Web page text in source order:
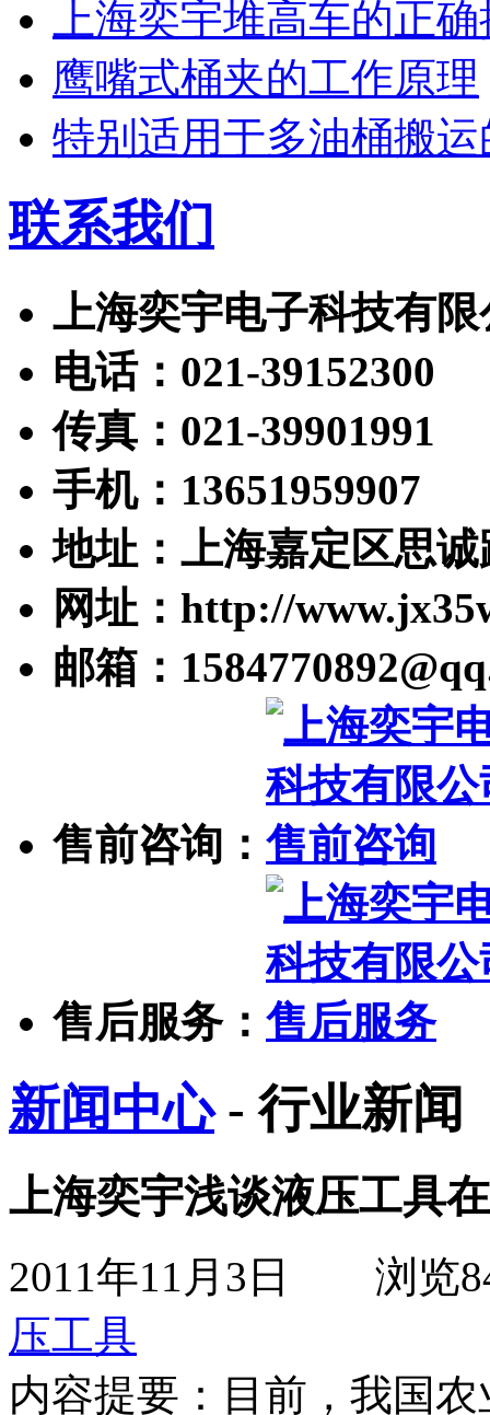
上海奕宇堆高车的正
鹰嘴式桶夹的工作原理
特别适用于多油桶搬
联系我们
上海奕宇电子科技有限
电话：021-39152300
传真：021-39901991
手机：13651959907
地址：上海嘉定区思诚
网址：http://
邮箱：
售前咨询：
售后服务：
新闻中心- 行业新闻
上海奕宇浅谈液压工具
2011年11月3日 浏览
压工具
内容提要： 目前，我国